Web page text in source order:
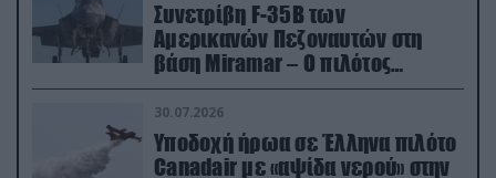
Συνετρίβη F-35B των
Αμερικανών Πεζοναυτών στη
βάση Miramar – Ο πιλότος
εκτινάχθηκε εγκαίρως
30.07.2026
Υποδοχή ήρωα σε Έλληνα πιλότο
Canadair με «αψίδα νερού» στην